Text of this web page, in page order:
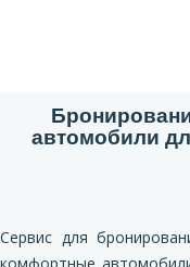
автомобили
Сервис для